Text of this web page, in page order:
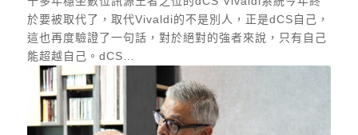
於要被取代了，取代Vivaldi的不是別人，正是dCS自己，
這也再度驗證了一句話，對於絕對的強者來說，只有自己
能超越自己。dCS…